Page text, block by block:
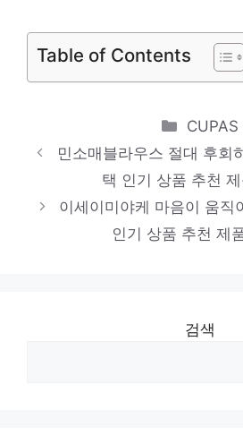
하루만에 품절될 아이템!
품 2024
제한된 시간, 무한한 가치
품 2024
여성반팔맨투
절대 후회하지 않을 최고
추천 제품
Table of Contents
CUPAS
민소매블라우스 절대 후회
택 인기 상품 추천
이세이미야케 마음이 움직
인기 상품 추천 제
검색